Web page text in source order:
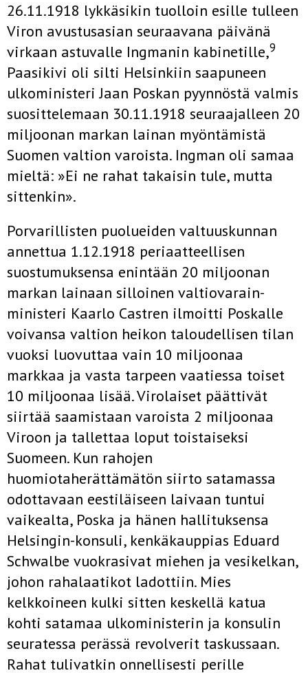
26.11.1918 lykkäsikin tuolloin esille tulleen
Viron avustusasian seuraavana päivänä
virkaan astuvalle Ingmanin kabinetille,9
Paasikivi oli silti Helsinkiin saapuneen
ulkoministeri Jaan Poskan pyynnöstä valmis
suosittelemaan 30.11.1918 seuraajalleen 20
miljoonan markan lainan myöntämistä
Suomen valtion varoista. Ingman oli samaa
mieltä: »Ei ne rahat takaisin tule, mutta
sittenkin».
Porvarillisten puolueiden valtuuskunnan
annettua 1.12.1918 periaatteellisen
suostumuksensa enintään 20 miljoonan
markan lainaan silloinen valtiovarain-
ministeri Kaarlo Castren ilmoitti Poskalle
voivansa valtion heikon taloudellisen tilan
vuoksi luovuttaa vain 10 miljoonaa
markkaa ja vasta tarpeen vaatiessa toiset
10 miljoonaa lisää. Virolaiset päättivät
siirtää saamistaan varoista 2 miljoonaa
Viroon ja tallettaa loput toistaiseksi
Suomeen. Kun rahojen
huomiotaherättämätön siirto satamassa
odottavaan eestiläiseen laivaan tuntui
vaikealta, Poska ja hänen hallituksensa
Helsingin-konsuli, kenkäkauppias Eduard
Schwalbe vuokrasivat miehen ja vesikelkan,
johon rahalaatikot ladottiin. Mies
kelkkoineen kulki sitten keskellä katua
kohti satamaa ulkoministerin ja konsulin
seuratessa perässä revolverit taskussaan.
Rahat tulivatkin onnellisesti perille